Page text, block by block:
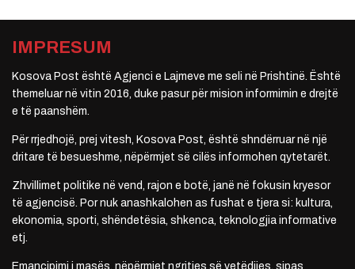
IMPRESUM
Kosova Post është Agjenci e Lajmeve me seli në Prishtinë. Është
themeluar në vitin 2016, duke pasur për mision informimin e drejtë
e të paanshëm.
Për rrjedhojë, prej vitesh, Kosova Post, është shndërruar në një
dritare të besueshme, nëpërmjet së cilës informohen qytetarët.
Zhvillimet politike në vend, rajon e botë, janë në fokusin kryesor
të agjencisë. Por nuk anashkalohen as fushat e tjera si: kultura,
ekonomia, sporti, shëndetësia, shkenca, teknologjia informative
etj.
Emancipimi i masës, nëpërmjet ngritjes së vetëdijes, sipas